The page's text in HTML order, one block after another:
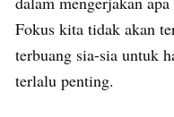
Fokus kita tidak akan
terbuang sia-sia untuk
terlalu penting.